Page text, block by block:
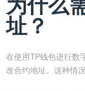
址？
在使用TP钱包进行数
改合约地址。这种情